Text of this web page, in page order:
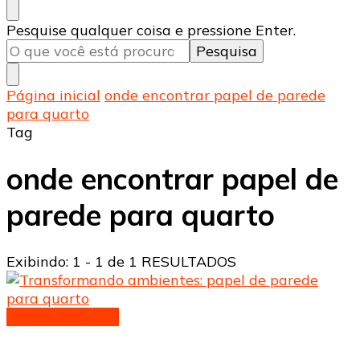
Procurando
algo?
Pesquise qualquer coisa e pressione Enter.
Página inicial onde encontrar papel de parede
para quarto
Tag
onde encontrar papel de
parede para quarto
Exibindo: 1 - 1 de 1 RESULTADOS